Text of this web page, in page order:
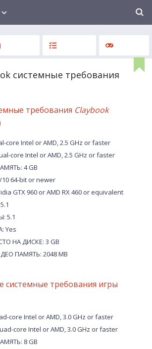
системные требования
требования Claybook
core Intel or AMD, 2.5 GHz or faster
core Intel or AMD, 2.5 GHz or faster
4 GB
64-bit or newer
GTX 960 or AMD RX 460 or equivalent
5.1
Yes
НА ДИСКЕ: 3 GB
ПАМЯТЬ: 2048 MB
системные требования игры
core Intel or AMD, 3.0 GHz or faster
core Intel or AMD, 3.0 GHz or faster
8 GB